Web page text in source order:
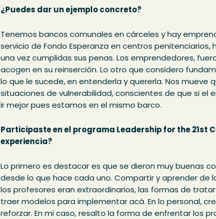
¿Puedes dar un ejemplo concreto?
Tenemos bancos comunales en cárceles y hay
servicio de Fondo Esperanza en centros
una vez cumplidas sus penas. Los emprendedores,
acogen en su reinserción. Lo otro que considero
lo que le sucede, en entenderla y quererla. Nos mueve
situaciones de vulnerabilidad, conscientes de que si el
ir mejor pues estamos en el mismo barco.
Participaste en el programa Leadership for the 21st
experiencia?
Lo primero es destacar es que se dieron muy buenas
desde lo que hace cada uno. Compartir y aprender de
los profesores eran extraordinarios, las formas de
traer modelos para implementar acá. En lo personal,
reforzar. En mi caso, resalto la forma de enfrentar los